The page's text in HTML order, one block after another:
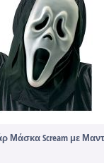
Μάσκα Scream με